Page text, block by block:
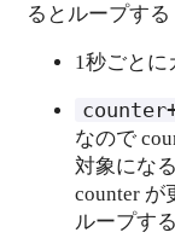
るとループする
1秒ごとに
なので
対象にな
counter が
ループする